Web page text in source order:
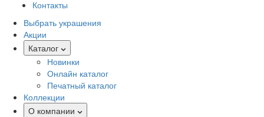
Контакты
Выбрать украшения
Акции
Каталог
Новинки
Онлайн каталог
Печатный каталог
Коллекции
О компании